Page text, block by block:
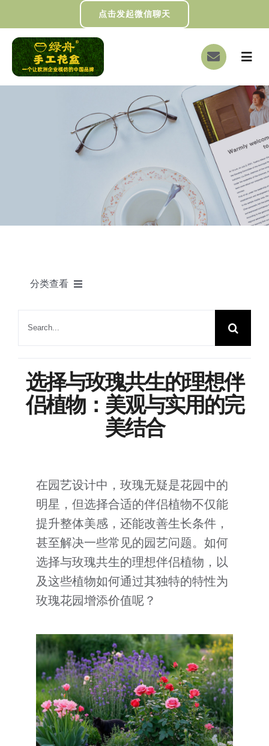
过
点击发起微信聊天
切
导
航
首页
关于我们
DIY制作
分类查看
家居一角
展会动态
客户到访
其它
选择与玫瑰共生的理想伴
侣植物：美观与实用的完
美结合
在园艺设计中，玫瑰无疑是花园中的
明星，但选择合适的伴侣植物不仅能
提升整体美感，还能改善生长条件，
甚至解决一些常见的园艺问题。如何
选择与玫瑰共生的理想伴侣植物，以
及这些植物如何通过其独特的特性为
玫瑰花园增添价值呢？